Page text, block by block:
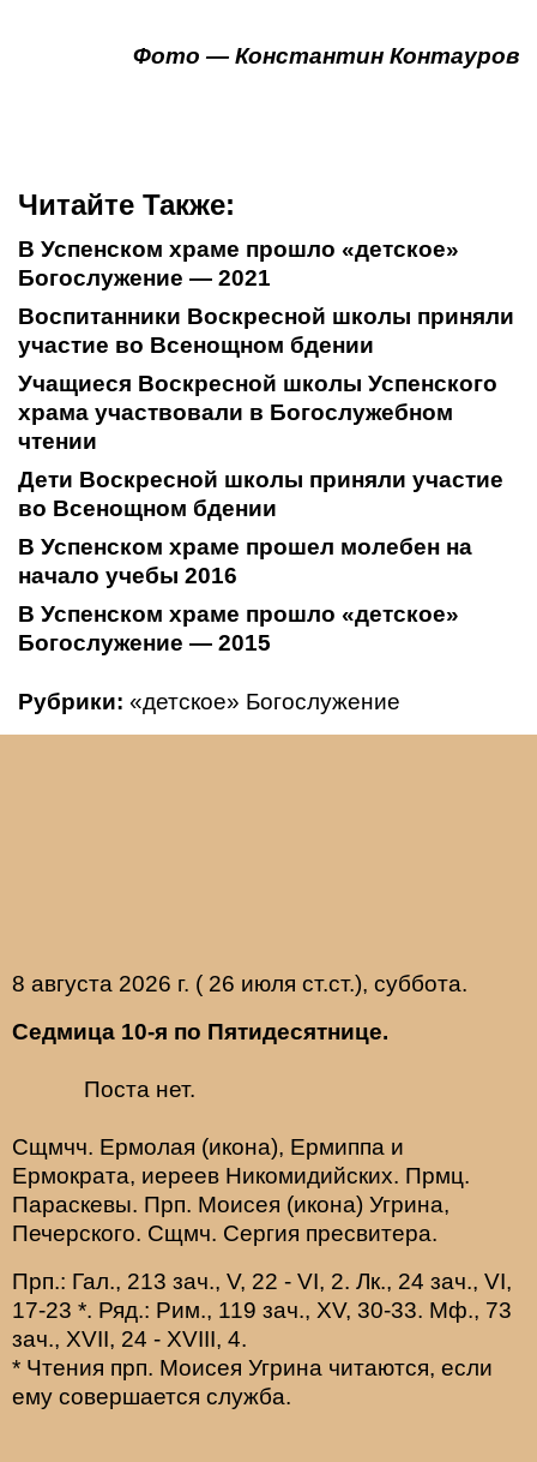
Фото — Константин Контауров
Читайте Также:
В Успенском храме прошло «детское»
Богослужение — 2021
Воспитанники Воскресной школы приняли
участие во Всенощном бдении
Учащиеся Воскресной школы Успенского
храма участвовали в Богослужебном
чтении
Дети Воскресной школы приняли участие
во Всенощном бдении
В Успенском храме прошел молебен на
начало учебы 2016
В Успенском храме прошло «детское»
Богослужение — 2015
Рубрики: «детское» Богослужение
8 августа 2026 г. ( 26 июля ст.ст.), суббота.
Седмица 10-я по Пятидесятнице.
Поста нет.
Сщмчч. Ермолая (икона), Ермиппа и
Ермократа, иереев Никомидийских. Прмц.
Параскевы. Прп. Моисея (икона) Угрина,
Печерского. Сщмч. Сергия пресвитера.
Прп.: Гал., 213 зач., V, 22 - VI, 2. Лк., 24 зач., VI,
17-23 *. Ряд.: Рим., 119 зач., XV, 30-33. Мф., 73
зач., XVII, 24 - XVIII, 4.
* Чтения прп. Моисея Угрина читаются, если
ему совершается служба.